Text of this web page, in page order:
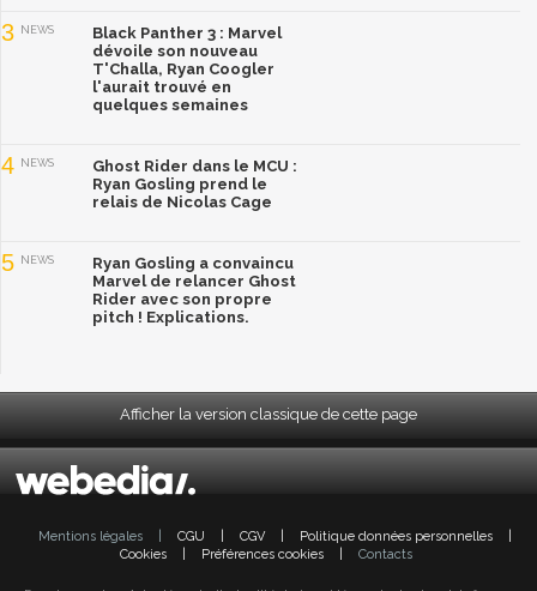
3 NEWS
Black Panther 3 : Marvel
dévoile son nouveau
T'Challa, Ryan Coogler
l'aurait trouvé en
quelques semaines
4 NEWS
Ghost Rider dans le MCU :
Ryan Gosling prend le
relais de Nicolas Cage
5 NEWS
Ryan Gosling a convaincu
Marvel de relancer Ghost
Rider avec son propre
pitch ! Explications.
Afficher la version classique de cette page
Mentions légales CGU CGV Politique données personnelles
Cookies
Préférences cookies Contacts